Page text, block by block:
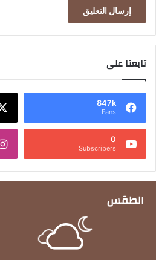
تابعنا على
847k
Fans
0
Subscribers
الطقس